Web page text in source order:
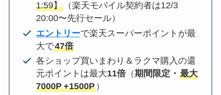
1:59】（楽天モバイル契約者は12/3
20:00〜先行セール）
エントリーで楽天スーパーポイントが最
大で47倍
各ショップ買いまわり＆ラクマ購入の還
元ポイントは最大11倍（期間限定・ 最大
7000P +1500P）